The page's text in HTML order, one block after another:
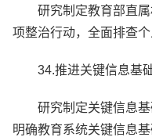
研究制定教育部直
项整治行动，全面排查
34.推进关键信息基
研究制定关键信息
明确教育系统关键信息